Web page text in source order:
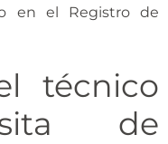
en el Registro de
técnico
de